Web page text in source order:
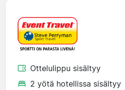
Ottelulippu sisältyy
2 yötä hotellissa sisältyy